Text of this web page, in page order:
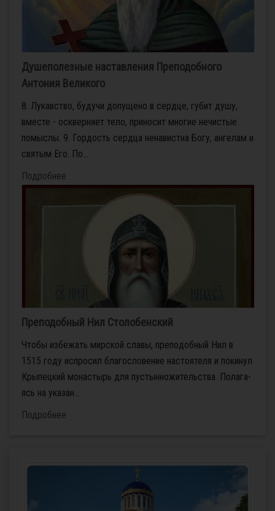
Душеполезные наставления Преподобного
Антония Великого
8. Лукавство, будучи допущено в сердце, губит душу,
вместе - оскверняет тело, приносит многие нечистые
помыслы. 9. Гордость сердца ненавистна Богу, ангелам и
святым Его. По...
Подробнее
Преподобный Нил Сто­ло­бен­ский
Что­бы из­бе­жать мир­ской сла­вы, пре­по­доб­ный Нил в
1515 го­ду ис­про­сил бла­го­сло­ве­ние на­сто­я­те­ля и по­ки­нул
Кры­пец­кий мо­на­стырь для пу­стын­но­жи­тель­ства. По­ла­га­
ясь на ука­за­н...
Подробнее